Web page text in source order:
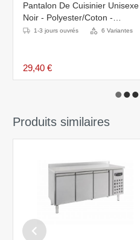
Pantalon De Cuisinier Unisexe
Noir - Polyester/Coton -
Disponibles En 6 Tailles
1-3 jours ouvrés 6 Variantes
29,40 €
Produits similaires